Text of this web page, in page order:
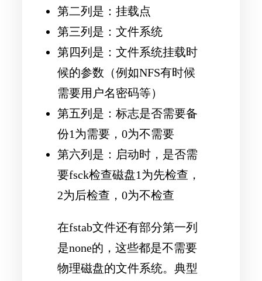
第二列是：挂载点
第三列是：文件系统
第四列是：文件系统挂载时
候的参数（例如NFS有时候
需要用户名密码等）
第五列是：标志是否需要备
份1为需要，0为不需要
第六列是：启动时，是否需
要fsck检查磁盘1为先检查，
2为后检查，0为不检查
在fstab文件还有部分第一列
是none的，这些都是不需要
物理磁盘的文件系统。典型